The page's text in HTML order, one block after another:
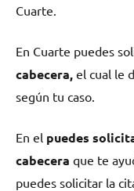
Cuarte.
En Cuarte puedes
cabecera, el cual le
según tu caso.
En el puedes
cabecera quе te
puedes solicitar la